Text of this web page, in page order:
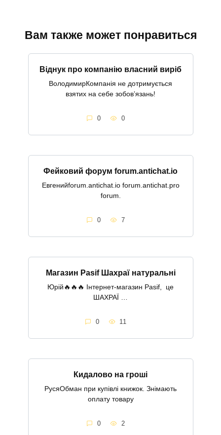
Вам также может понравиться
Віднук про компанію власний виріб
ВолодимирКомпанія не дотримується
взятих на себе зобовʼязань!
0 0
Фейковий форум forum.antichat.io
Евгенийforum.antichat.io forum.antichat.pro
forum.
0 7
Магазин Pasif Шахраї натуральні
Юрій🔥🔥🔥 Інтернет-магазин Pasif, це
ШАХРАЇ …
0 11
Кидалово на гроші
РусяОбман при купівлі книжок. Знімають
оплату товару
0 2